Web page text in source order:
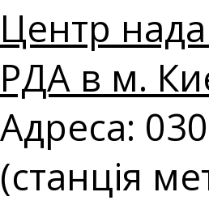
Центр
РДА в м.
Адреса:
(станція